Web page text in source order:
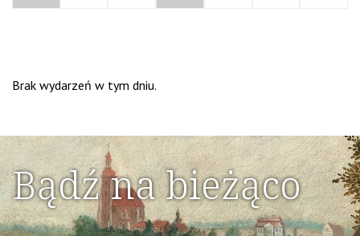
Brak wydarzeń w tym dniu.
Bądź na bieżąco